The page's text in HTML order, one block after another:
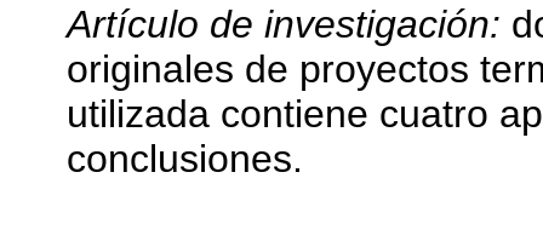
Artículo de investigación:
originales de proyectos
utilizada contiene cuatro
conclusiones.